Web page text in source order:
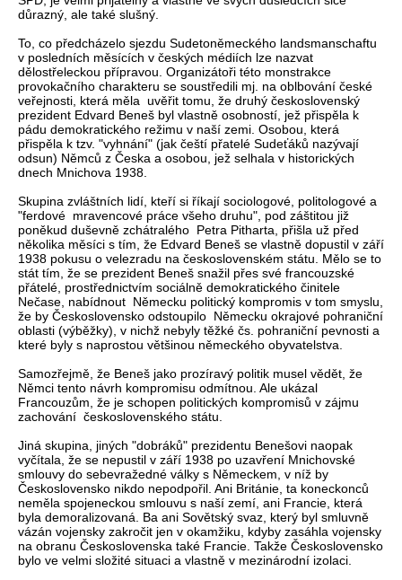
důrazný, ale také slušný.
To, co předcházelo sjezdu Sudetoněmeckého landsmanschaftu
v posledních měsících v českých médiích lze nazvat
dělostřeleckou přípravou. Organizátoři této monstrakce
provokačního charakteru se soustředili mj. na oblbování české
veřejnosti, která měla uvěřit tomu, že druhý československý
prezident Edvard Beneš byl vlastně osobností, jež přispěla k
pádu demokratického režimu v naší zemi. Osobou, která
přispěla k tzv. "vyhnání" (jak čeští přatelé Sudeťáků nazývají
odsun) Němců z Česka a osobou, jež selhala v historických
dnech Mnichova 1938.
Skupina zvláštních lidí, kteří si říkají sociologové, politologové a
"ferdové mravencové práce všeho druhu", pod záštitou již
poněkud duševně zchátralého Petra Pitharta, přišla už před
několika měsíci s tím, že Edvard Beneš se vlastně dopustil v září
1938 pokusu o velezradu na československém státu. Mělo se to
stát tím, že se prezident Beneš snažil přes své francouzské
přátelé, prostřednictvím sociálně demokratického činitele
Nečase, nabídnout Německu politický kompromis v tom smyslu,
že by Československo odstoupilo Německu okrajové pohraniční
oblasti (výběžky), v nichž nebyly těžké čs. pohraniční pevnosti a
které byly s naprostou většinou německého obyvatelstva.
Samozřejmě, že Beneš jako prozíravý politik musel vědět, že
Němci tento návrh kompromisu odmítnou. Ale ukázal
Francouzům, že je schopen politických kompromisů v zájmu
zachování československého státu.
Jiná skupina, jiných "dobráků" prezidentu Benešovi naopak
vyčítala, že se nepustil v září 1938 po uzavření Mnichovské
smlouvy do sebevražedné války s Německem, v níž by
Československo nikdo nepodpořil. Ani Británie, ta koneckonců
neměla spojeneckou smlouvu s naší zemí, ani Francie, která
byla demoralizovaná. Ba ani Sovětský svaz, který byl smluvně
vázán vojensky zakročit jen v okamžiku, kdyby zasáhla vojensky
na obranu Československa také Francie. Takže Československo
bylo ve velmi složité situaci a vlastně v mezinárodní izolaci.